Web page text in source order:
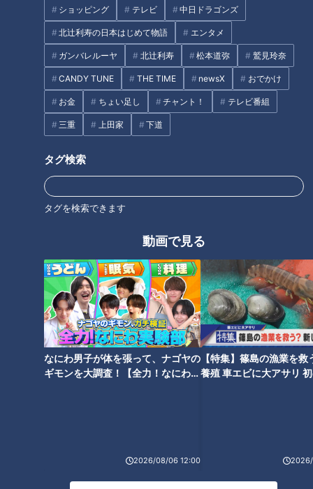
ショッピング テレビ 中日ドラゴンズ
北辻利寿の日本はじめて物語 エンタメ
ガンバレルーヤ 北辻利寿 松本道弥 鷲見玲奈
CANDY TUNE THE TIME newsX おでかけ
お金 ちょい足し チャント！ テレビ番組
三重 上田家 下道
タグ検索
タグを検索できます
動画で見る
なにわ男子が体を張って、ナゴヤの
ギモンを大調査！【全力！なにわ実
2026/08/06 12:00
【特集】篠島の漁業を救
養殖 車エビに大アサリ
足の裏から健康に！注目のエク
ササイズ「トーガ」
超一流シェフのガチ審査！人気
企画スイーツジャッジ！【花咲
かタイムズ】
東海地方のやりすぎインパクト
めしを徹底紹介！3D海鮮丼＆大
グルメ ガンバレルーヤ